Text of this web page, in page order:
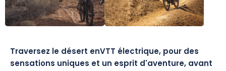
Traversez le désert enVTT électrique, pour des
sensations uniques et un esprit d'aventure, avant